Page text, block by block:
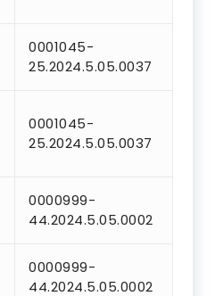
0001045-
25.2024.5.05.0037
0001045-
25.2024.5.05.0037
0000999-
44.2024.5.05.0002
0000999-
44.2024.5.05.0002